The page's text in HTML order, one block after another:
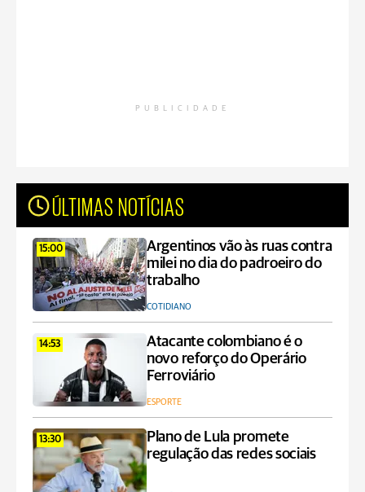
PUBLICIDADE
ÚLTIMAS NOTÍCIAS
15:00
Argentinos vão às ruas contra
milei no dia do padroeiro do
trabalho
COTIDIANO
14:53
Atacante colombiano é o
novo reforço do Operário
Ferroviário
ESPORTE
13:30
Plano de Lula promete
regulação das redes sociais